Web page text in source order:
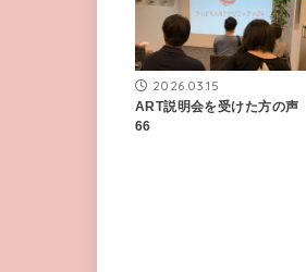
2026.03.15
ART説明会を受けた方の声
66